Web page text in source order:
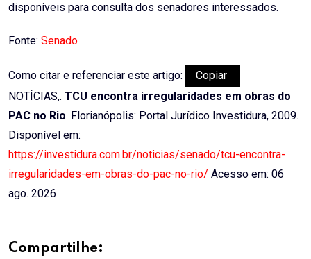
disponíveis para consulta dos senadores interessados.
Fonte: Senado
Como citar e referenciar este artigo:
Copiar
NOTÍCIAS,. TCU encontra irregularidades em obras do
PAC no Rio. Florianópolis: Portal Jurídico Investidura, 2009.
Disponível em:
https://investidura.com.br/noticias/senado/tcu-encontra-
irregularidades-em-obras-do-pac-no-rio/ Acesso em: 06
ago. 2026
Compartilhe: